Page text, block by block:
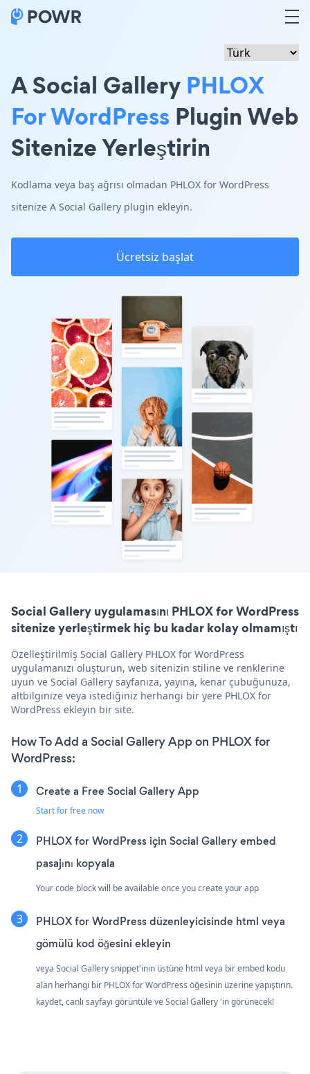
A Social Gallery PHLOX
For WordPress Plugin Web
Sitenize Yerleştirin
Kodlama veya baş ağrısı olmadan PHLOX for WordPress
sitenize A Social Gallery plugin ekleyin.
Ücretsiz başlat
Social Gallery uygulamasını PHLOX for WordPress
sitenize yerleştirmek hiç bu kadar kolay olmamıştı
Özelleştirilmiş Social Gallery PHLOX for WordPress
uygulamanızı oluşturun, web sitenizin stiline ve renklerine
uyun ve Social Gallery sayfanıza, yayına, kenar çubuğunuza,
altbilginize veya istediğiniz herhangi bir yere PHLOX for
WordPress ekleyin bir site.
How To Add a Social Gallery App on PHLOX for
WordPress:
Create a Free Social Gallery App
Start for free now
PHLOX for WordPress için Social Gallery embed
pasajını kopyala
Your code block will be available once you create your app
PHLOX for WordPress düzenleyicisinde html veya
gömülü kod öğesini ekleyin
veya Social Gallery snippet'inin üstüne html veya bir embed kodu
alan herhangi bir PHLOX for WordPress öğesinin üzerine yapıştırın.
kaydet, canlı sayfayı görüntüle ve Social Gallery 'in görünecek!